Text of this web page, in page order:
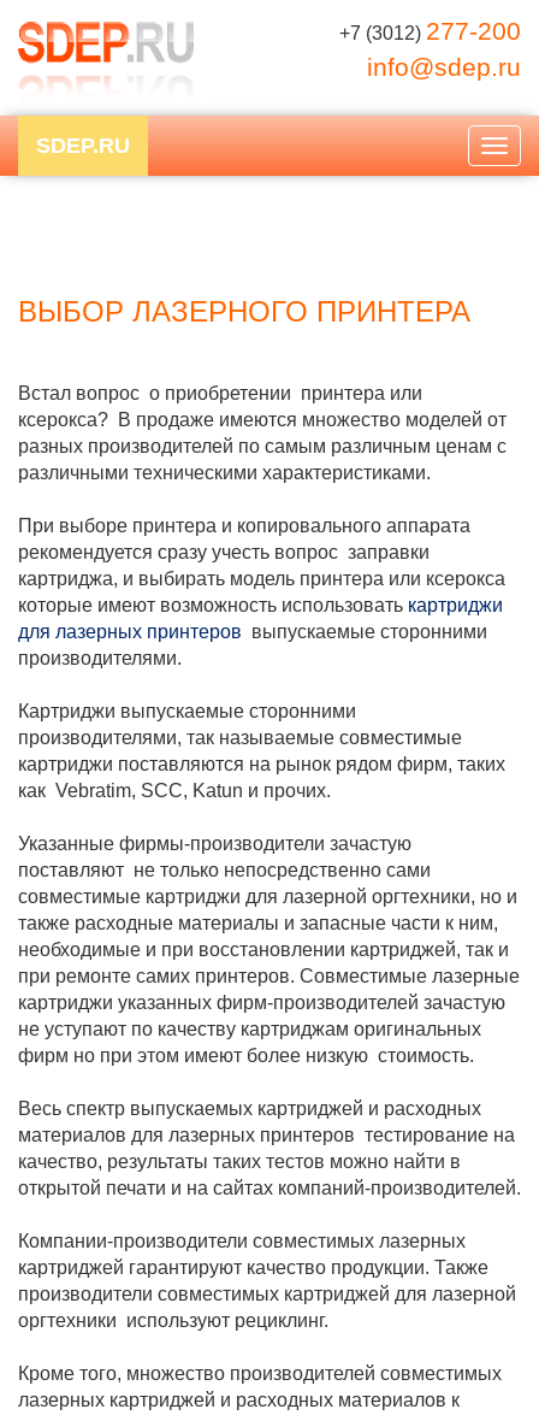
+7 (3012) 277-200
info@sdep.ru
SDEP.RU
ВЫБОР ЛАЗЕРНОГО ПРИНТЕРА
Встал вопрос о приобретении принтера или
ксерокса? В продаже имеются множество моделей от
разных производителей по самым различным ценам с
различными техническими характеристиками.
При выборе принтера и копировального аппарата
рекомендуется сразу учесть вопрос заправки
картриджа, и выбирать модель принтера или ксерокса
которые имеют возможность использовать картриджи
для лазерных принтеров выпускаемые сторонними
производителями.
Картриджи выпускаемые сторонними
производителями, так называемые совместимые
картриджи поставляются на рынок рядом фирм, таких
как Vebratim, SCC, Katun и прочих.
Указанные фирмы-производители зачастую
поставляют не только непосредственно сами
совместимые картриджи для лазерной оргтехники, но и
также расходные материалы и запасные части к ним,
необходимые и при восстановлении картриджей, так и
при ремонте самих принтеров. Совместимые лазерные
картриджи указанных фирм-производителей зачастую
не уступают по качеству картриджам оригинальных
фирм но при этом имеют более низкую стоимость.
Весь спектр выпускаемых картриджей и расходных
материалов для лазерных принтеров тестирование на
качество, результаты таких тестов можно найти в
открытой печати и на сайтах компаний-производителей.
Компании-производители совместимых лазерных
картриджей гарантируют качество продукции. Также
производители совместимых картриджей для лазерной
оргтехники используют рециклинг.
Кроме того, множество производителей совместимых
лазерных картриджей и расходных материалов к